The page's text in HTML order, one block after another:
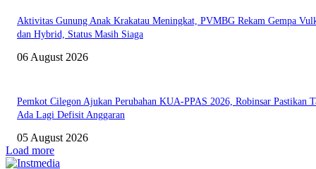
Aktivitas Gunung Anak Krakatau Meningkat, PVMBG Rekam Gempa
dan Hybrid, Status Masih Siaga
06 August 2026
Pemkot Cilegon Ajukan Perubahan KUA-PPAS 2026, Robinsar Pastikan
Ada Lagi Defisit Anggaran
05 August 2026
Load more